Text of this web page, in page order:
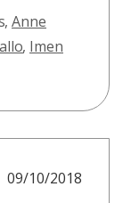
, Anne
, Imen
09/10/2018